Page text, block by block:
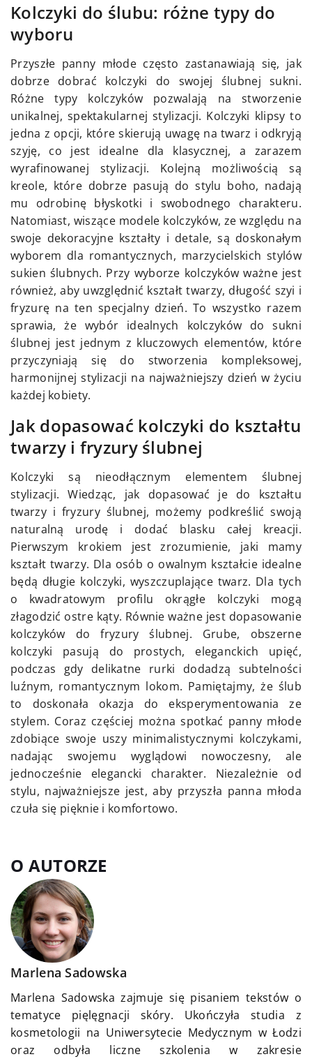
Kolczyki do ślubu: różne typy do
wyboru
Przyszłe panny młode często zastanawiają się, jak
dobrze dobrać kolczyki do swojej ślubnej sukni.
Różne typy kolczyków pozwalają na stworzenie
unikalnej, spektakularnej stylizacji. Kolczyki klipsy to
jedna z opcji, które skierują uwagę na twarz i odkryją
szyję, co jest idealne dla klasycznej, a zarazem
wyrafinowanej stylizacji. Kolejną możliwością są
kreole, które dobrze pasują do stylu boho, nadają
mu odrobinę błyskotki i swobodnego charakteru.
Natomiast, wiszące modele kolczyków, ze względu na
swoje dekoracyjne kształty i detale, są doskonałym
wyborem dla romantycznych, marzycielskich stylów
sukien ślubnych. Przy wyborze kolczyków ważne jest
również, aby uwzględnić kształt twarzy, długość szyi i
fryzurę na ten specjalny dzień. To wszystko razem
sprawia, że wybór idealnych kolczyków do sukni
ślubnej jest jednym z kluczowych elementów, które
przyczyniają się do stworzenia kompleksowej,
harmonijnej stylizacji na najważniejszy dzień w życiu
każdej kobiety.
Jak dopasować kolczyki do kształtu
twarzy i fryzury ślubnej
Kolczyki są nieodłącznym elementem ślubnej
stylizacji. Wiedząc, jak dopasować je do kształtu
twarzy i fryzury ślubnej, możemy podkreślić swoją
naturalną urodę i dodać blasku całej kreacji.
Pierwszym krokiem jest zrozumienie, jaki mamy
kształt twarzy. Dla osób o owalnym kształcie idealne
będą długie kolczyki, wyszczuplające twarz. Dla tych
o kwadratowym profilu okrągłe kolczyki mogą
złagodzić ostre kąty. Równie ważne jest dopasowanie
kolczyków do fryzury ślubnej. Grube, obszerne
kolczyki pasują do prostych, eleganckich upięć,
podczas gdy delikatne rurki dodadzą subtelności
luźnym, romantycznym lokom. Pamiętajmy, że ślub
to doskonała okazja do eksperymentowania ze
stylem. Coraz częściej można spotkać panny młode
zdobiące swoje uszy minimalistycznymi kolczykami,
nadając swojemu wyglądowi nowoczesny, ale
jednocześnie elegancki charakter. Niezależnie od
stylu, najważniejsze jest, aby przyszła panna młoda
czuła się pięknie i komfortowo.
O AUTORZE
Marlena Sadowska
Marlena Sadowska zajmuje się pisaniem tekstów o
tematyce pięlęgnacji skóry. Ukończyła studia z
kosmetologii na Uniwersytecie Medycznym w Łodzi
oraz odbyła liczne szkolenia w zakresie